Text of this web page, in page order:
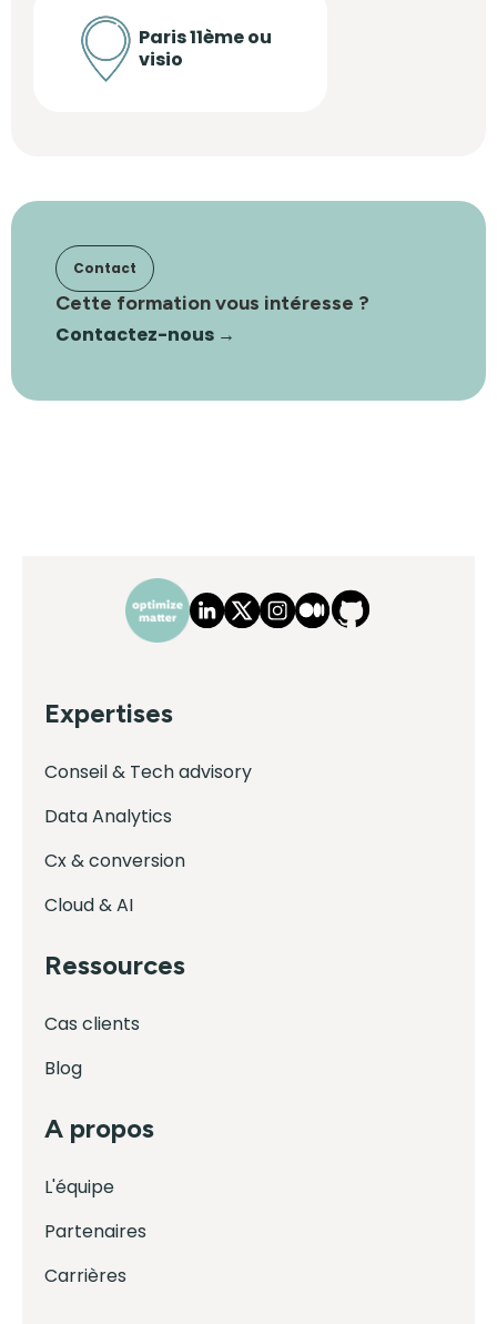
Paris 11ème ou
visio
Contact
Cette formation vous intéresse ?
Contactez-nous →
Expertises
Conseil & Tech advisory
Data Analytics
Cx & conversion
Cloud & AI
Ressources
Cas clients
Blog
A propos
L'équipe
Partenaires
Carrières